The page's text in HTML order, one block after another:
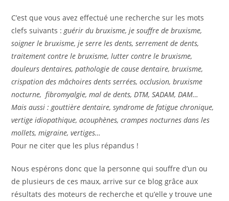
C’est que vous avez effectué une recherche sur les mots
clefs suivants :guérir du bruxisme, je souffre de bruxisme,
soigner le bruxisme, je serre les dents,serrement de dents,
traitement contre le bruxisme, lutter contre le bruxisme,
douleurs dentaires, pathologie de cause dentaire, bruxisme,
crispation des mâchoires dents serrées, occlusion, bruxisme
nocturne, fibromyalgie, mal de dents, DTM, SADAM, DAM…
Mais aussi : gouttière dentaire, syndrome de fatigue chronique,
vertige idiopathique, acouphènes, crampes nocturnes dans les
mollets, migraine, vertiges…
Pour ne citer que les plus répandus !
Nous espérons donc que la personne qui souffre d’un ou
de plusieurs de ces maux, arrive sur ce blog grâce aux
résultats des moteurs de recherche et qu’elle y trouve une